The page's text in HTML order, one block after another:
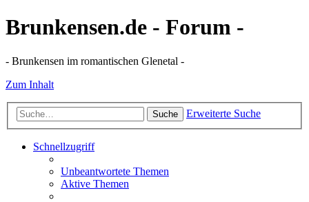
Brunkensen.de - Forum -
- Brunkensen im romantischen Glenetal -
Zum Inhalt
Suche Erweiterte Suche
Schnellzugriff
Unbeantwortete Themen
Aktive Themen